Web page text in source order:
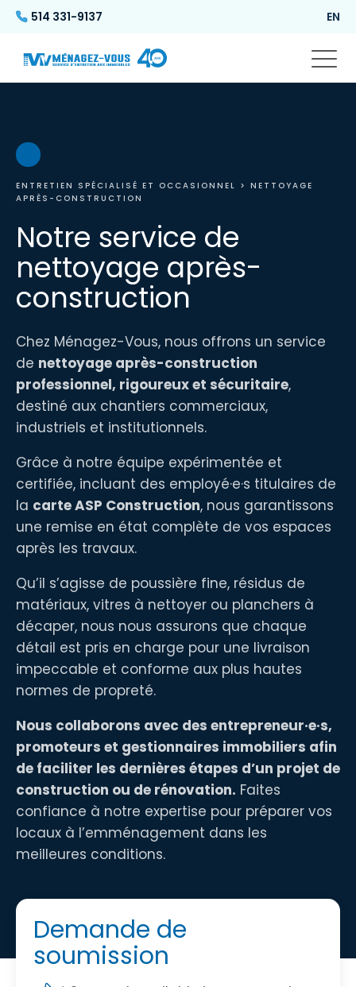
514 331-9137 EN
ENTRETIEN SPÉCIALISÉ ET OCCASIONNEL > NETTOYAGE
APRÈS-CONSTRUCTION
Notre service de
nettoyage après-
construction
Chez Ménagez-Vous, nous offrons un service
de nettoyage après-construction
professionnel, rigoureux et sécuritaire,
destiné aux chantiers commerciaux,
industriels et institutionnels.
Grâce à notre équipe expérimentée et
certifiée, incluant des employé·e·s titulaires de
la carte ASP Construction, nous garantissons
une remise en état complète de vos espaces
après les travaux.
Qu’il s’agisse de poussière fine, résidus de
matériaux, vitres à nettoyer ou planchers à
décaper, nous nous assurons que chaque
détail est pris en charge pour une livraison
impeccable et conforme aux plus hautes
normes de propreté.
Nous collaborons avec des entrepreneur·e·s,
promoteurs et gestionnaires immobiliers afin
de faciliter les dernières étapes d’un projet de
construction ou de rénovation. Faites
confiance à notre expertise pour préparer vos
locaux à l’emménagement dans les
meilleures conditions.
Demande de
soumission